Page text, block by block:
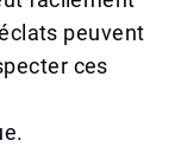
peuvent
ces